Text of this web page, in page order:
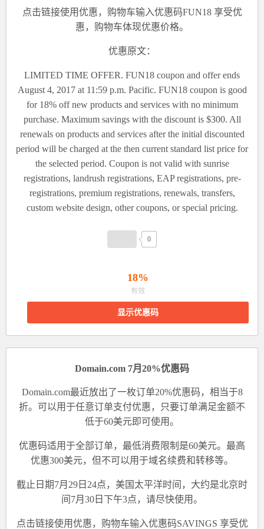
点击链接使用优惠，购物车输入优惠码FUN18 享受优
惠，购物车体现优惠价格。
优惠原文：
LIMITED TIME OFFER. FUN18 coupon and offer ends
August 4, 2017 at 11:59 p.m. Pacific. FUN18 coupon is good
for 18% off new products and services with no minimum
purchase. Maximum savings with the discount is $300. All
renewals on products and services after the initial discounted
period will be charged at the then current standard list price for
the selected period. Coupon is not valid with sunrise
registrations, landrush registrations, EAP registrations, pre-
registrations, premium registrations, renewals, transfers,
custom website design, other coupons, or special pricing.
0
18%
有效
显示优惠码
Domain.com 7月20%优惠码
Domain.com最近放出了一枚订单20%优惠码，相当于8
折。可以用于任意订单支付优惠，只要订单满足金额不
低于60美元即可使用。
优惠码适用于全部订单，最低消费限制是60美元。最高
优惠300美元，但不可以用于域名续费和转移等。
截止日期7月29日24点，美国太平洋时间，大约是北京时
间7月30日下午3点，请尽快使用。
点击链接使用优惠，购物车输入优惠码SAVINGS 享受优